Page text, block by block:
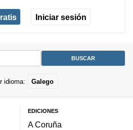
Iniciar sesión
idioma: Galego
EDICIONES
A Coruña